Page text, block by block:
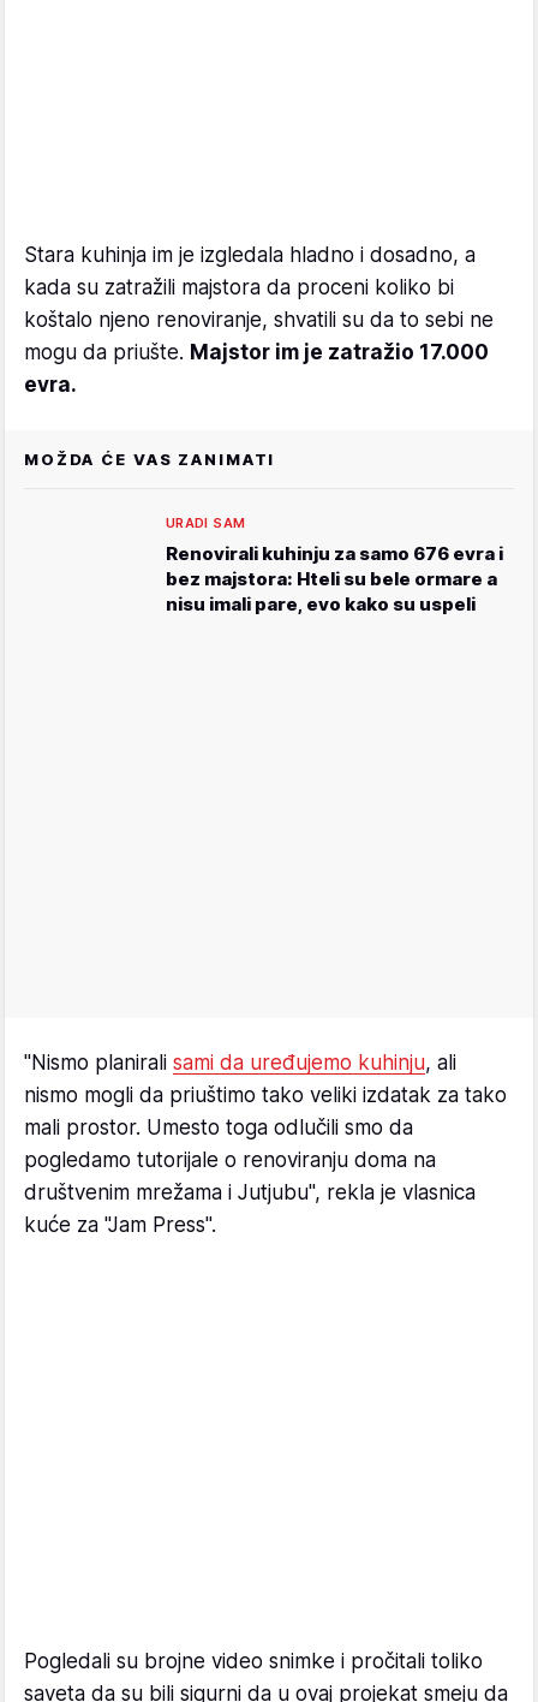
Stara kuhinja im je izgledala hladno i dosadno, a
kada su zatražili majstora da proceni koliko bi
koštalo njeno renoviranje, shvatili su da to sebi ne
mogu da priušte. Majstor im je zatražio 17.000
evra.
MOŽDA ĆE VAS ZANIMATI
URADI SAM
Renovirali kuhinju za samo 676 evra i
bez majstora: Hteli su bele ormare a
nisu imali pare, evo kako su uspeli
"Nismo planirali sami da uređujemo kuhinju, ali
nismo mogli da priuštimo tako veliki izdatak za tako
mali prostor. Umesto toga odlučili smo da
pogledamo tutorijale o renoviranju doma na
društvenim mrežama i Jutjubu", rekla je vlasnica
kuće za "Jam Press".
Pogledali su brojne video snimke i pročitali toliko
saveta da su bili sigurni da u ovaj projekat smeju da